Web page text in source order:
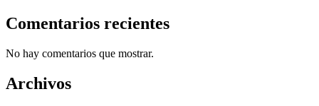
Comentarios recientes
No hay comentarios que mostrar.
Archivos